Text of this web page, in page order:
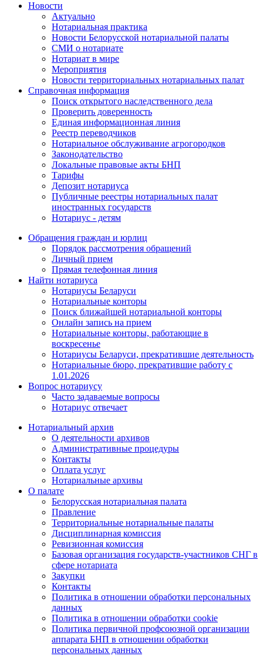
Новости
Актуально
Нотариальная практика
Новости Белорусской нотариальной палаты
СМИ о нотариате
Нотариат в мире
Мероприятия
Новости территориальных нотариальных палат
Справочная информация
Поиск открытого наследственного дела
Проверить доверенность
Единая информационная линия
Реестр переводчиков
Нотариальное обслуживание агрогородков
Законодательство
Локальные правовые акты БНП
Тарифы
Депозит нотариуса
Публичные реестры нотариальных палат
иностранных государств
Нотариус - детям
Обращения граждан и юрлиц
Порядок рассмотрения обращений
Личный прием
Прямая телефонная линия
Найти нотариуса
Нотариусы Беларуси
Нотариальные конторы
Поиск ближайшей нотариальной конторы
Онлайн запись на прием
Нотариальные конторы, работающие в
воскресенье
Нотариусы Беларуси, прекратившие деятельность
Нотариальные бюро, прекратившие работу с
1.01.2026
Вопрос нотариусу
Часто задаваемые вопросы
Нотариус отвечает
Нотариальный архив
О деятельности архивов
Административные процедуры
Контакты
Оплата услуг
Нотариальные архивы
О палате
Белорусская нотариальная палата
Правление
Территориальные нотариальные палаты
Дисциплинарная комиссия
Ревизионная комиссия
Базовая организация государств-участников СНГ в
сфере нотариата
Закупки
Контакты
Политика в отношении обработки персональных
данных
Политика в отношении обработки cookie
Политика первичной профсоюзной организации
аппарата БНП в отношении обработки
персональных данных